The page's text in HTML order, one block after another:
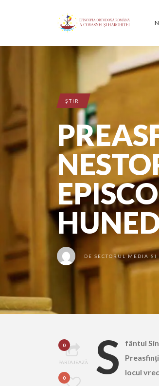
ŞTIRI
DE SECTORUL MEDIA
0
PARTAJEAZĂ
0 S
fântul
locul